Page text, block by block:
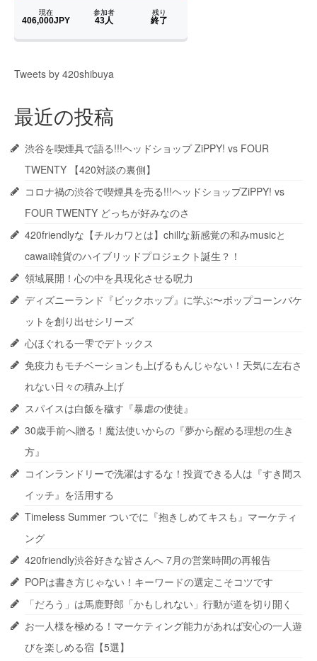
Tweets by 420shibuya
最近の投稿
渋谷を喫煙具で語る!!!ヘッドショップ ZiPPY! vs FOUR
TWENTY 【420対談の裏側】
コロナ禍の渋谷で喫煙具を売る!!!ヘッドショップZiPPY! vs
FOUR TWENTY どっちが好みなのさ
420friendlyな【チルカワとは】chillな新感覚の和みmusicと
cawaii雑貨のハイブリッドプロジェクト誕生？！
領域展開！心の中を具現化させる呪力
ディズニーランド『ビックホップ』に学ぶ〜ポップコーンバケ
ットを創り出せシリーズ
心ほぐれる一雫でデトックス
免疫力もモチベーションも上げるもんじゃない！天気に左右さ
れない日々の積み上げ
スパイスは白飯を穢す『暴虐の使徒』
30歳手前へ贈る！魔法使いからの『夢から醒める理想の生き
方』
コインランドリーで洗濯はするな！投資できる人は『すき間ス
イッチ』を活用する
Timeless Summer ついでに『抱きしめてキスも』マーケティ
ング
420friendly渋谷好きな皆さんへ 7月の営業時間の再報告
POPは書き方じゃない！キーワードの選定こそコツです
「だろう」は馬鹿野郎「かもしれない」行動が道を切り開く
お一人様を極める！マーケティング能力があれば安心の一人遊
びを楽しめる宿【5選】